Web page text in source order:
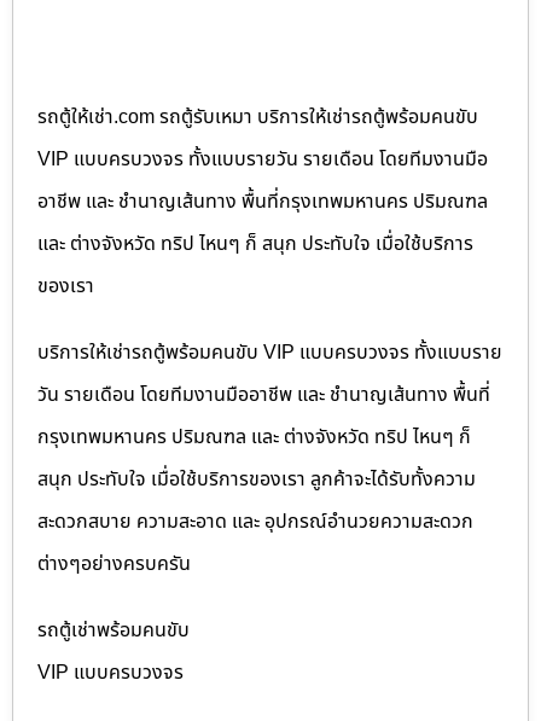
รถตู้ให้เช่า.com รถตู้รับเหมา บริการให้เช่ารถตู้พร้อมคนขับ
VIP แบบครบวงจร ทั้งแบบรายวัน รายเดือน โดยทีมงานมือ
อาชีพ และ ชำนาญเส้นทาง พื้นที่กรุงเทพมหานคร ปริมณฑล
และ ต่างจังหวัด ทริป ไหนๆ ก็ สนุก ประทับใจ เมื่อใช้บริการ
ของเรา
บริการให้เช่ารถตู้พร้อมคนขับ VIP แบบครบวงจร ทั้งแบบราย
วัน รายเดือน โดยทีมงานมืออาชีพ และ ชำนาญเส้นทาง พื้นที่
กรุงเทพมหานคร ปริมณฑล และ ต่างจังหวัด ทริป ไหนๆ ก็
สนุก ประทับใจ เมื่อใช้บริการของเรา ลูกค้าจะได้รับทั้งความ
สะดวกสบาย ความสะอาด และ อุปกรณ์อำนวยความสะดวก
ต่างๆอย่างครบครัน
รถตู้เช่าพร้อมคนขับ
VIP แบบครบวงจร